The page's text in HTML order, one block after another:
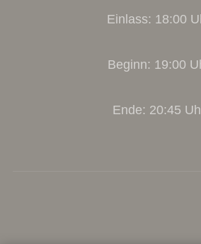
Einlass: 18:00
Beginn: 19:00
Ende: 20:45